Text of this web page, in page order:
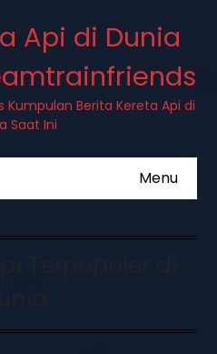
Api di Dunia
Berita Kereta Api di
Saat Ini
Menu